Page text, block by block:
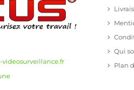
Qui
Plan